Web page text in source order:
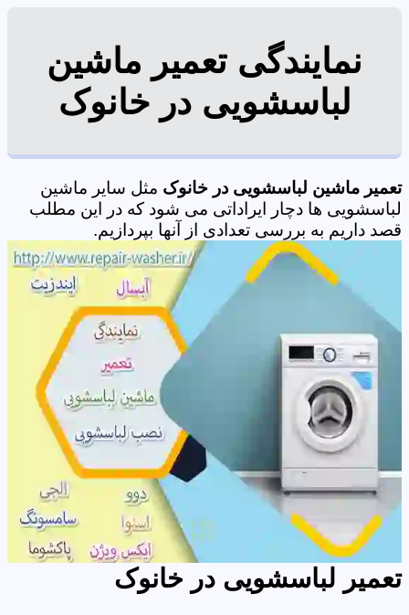
نمایندگی تعمیر ماشین
لباسشویی در خانوک
تعمیر ماشین لباسشویی در خانوک مثل سایر ماشین
لباسشویی ها دچار ایراداتی می شود که در این مطلب
قصد داریم به بررسی تعدادی از آنها بپردازیم.
تعمیر لباسشویی در خانوک